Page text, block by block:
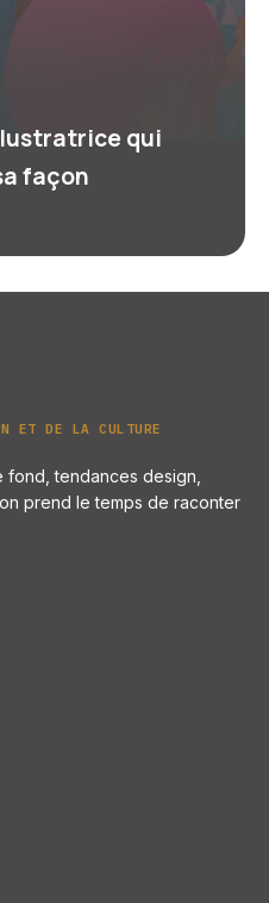
qui
façon
ET DE LA CULTURE
tendances design,
prend le temps de raconter